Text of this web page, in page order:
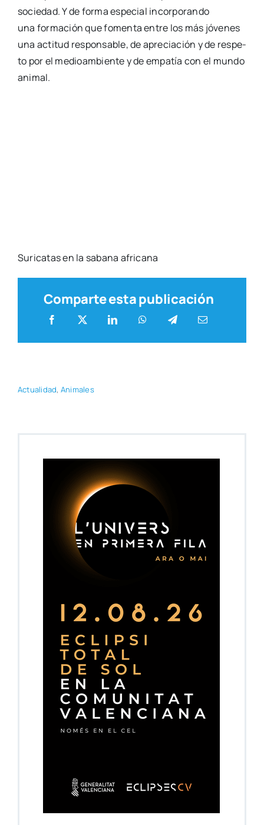
socie­dad. Y de for­ma espe­cial incor­po­ran­do
una for­ma­ción que fomen­ta entre los más jóve­nes
una acti­tud res­pon­sa­ble, de apre­cia­ción y de res­pe­
to por el medioam­bien­te y de empa­tía con el mun­do
ani­mal.
Actua­li­dad,Ani­ma­les